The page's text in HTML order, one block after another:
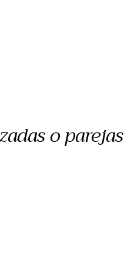
o parejas